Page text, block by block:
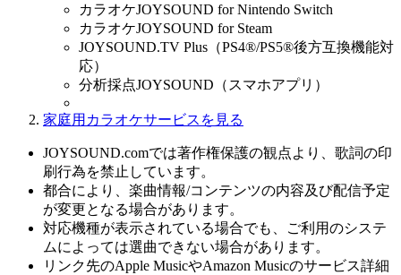
カラオケJOYSOUND for Nintendo Switch
カラオケJOYSOUND for Steam
JOYSOUND.TV Plus（PS4®/PS5®後方互換機能対
応）
分析採点JOYSOUND（スマホアプリ）
家庭用カラオケサービスを見る
JOYSOUND.comでは著作権保護の観点より、歌詞の印
刷行為を禁止しています。
都合により、楽曲情報/コンテンツの内容及び配信予定
が変更となる場合があります。
対応機種が表示されている場合でも、ご利用のシステ
ムによっては選曲できない場合があります。
リンク先のApple MusicやAmazon Musicのサービス詳細